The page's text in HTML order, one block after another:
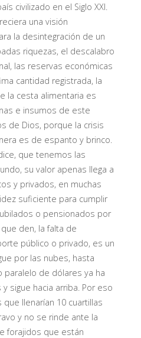
civilizado en el Siglo XXI.
una visión
la desintegración de un
riquezas, el descalabro
las reservas económicas
cantidad registrada, la
la cesta alimentaria es
e insumos de este
de Dios, porque la crisis
es de espanto y brinco.
que tenemos las
su valor apenas llega a
y privados, en muchas
suficiente para cumplir
o pensionados por
den, la falta de
público o privado, es un
por las nubes, hasta
paralelo de dólares ya ha
sigue hacia arriba. Por eso
llenarían 10 cuartillas
y no se rinde ante la
forajidos que están